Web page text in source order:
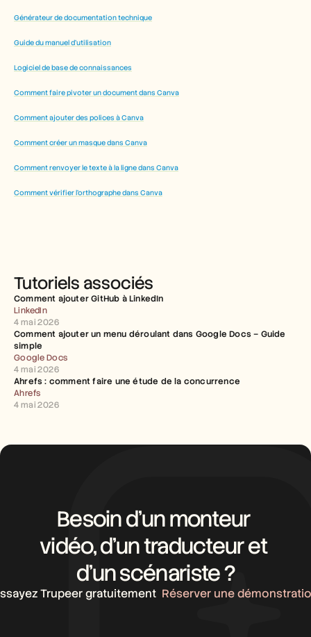
Générateur de documentation technique
Guide du manuel d’utilisation
Logiciel de base de connaissances
Comment faire pivoter un document dans Canva
Comment ajouter des polices à Canva
Comment créer un masque dans Canva
Comment renvoyer le texte à la ligne dans Canva
Comment vérifier l’orthographe dans Canva
Tutoriels associés
Comment ajouter GitHub à LinkedIn
LinkedIn
4 mai 2026
Comment ajouter un menu déroulant dans Google Docs – Guide
simple
Google Docs
4 mai 2026
Ahrefs : comment faire une étude de la concurrence
Ahrefs
4 mai 2026
Besoin d’un monteur
vidéo, d’un traducteur et
d’un scénariste ?
Trupeer gratuitement Réserver une